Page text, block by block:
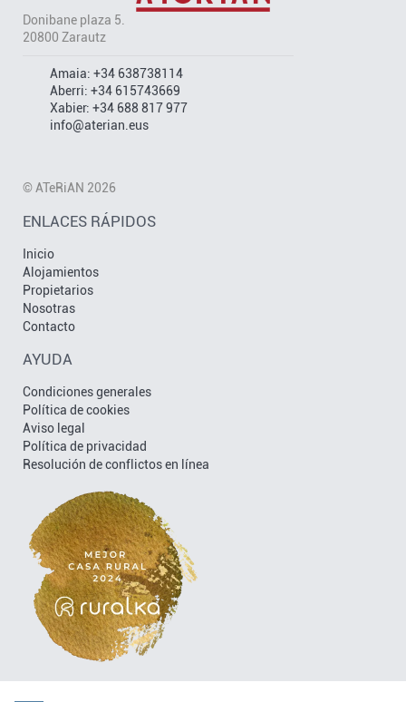
Donibane plaza 5.
20800 Zarautz
Amaia: +34 638738114
Aberri: +34 615743669
Xabier: +34 688 817 977
info@aterian.eus
© ATeRiAN 2026
ENLACES RÁPIDOS
Inicio
Alojamientos
Propietarios
Nosotras
Contacto
AYUDA
Condiciones generales
Política de cookies
Aviso legal
Política de privacidad
Resolución de conflictos en línea